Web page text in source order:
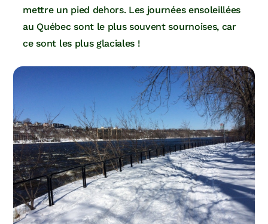
mettre un pied dehors. Les journées ensoleillées
au Québec sont le plus souvent sournoises, car
ce sont les plus glaciales !